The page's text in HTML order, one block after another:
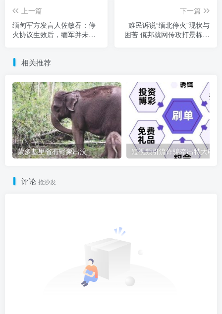
上一篇
缅甸军方发言人佐敏吞：停
火协议生效后，缅军并未参
下一篇
难民诉说“缅北停火”现状与
困苦 佤邦就网传攻打景栋发
相关推荐
蒙多基里省有野象出没
评论 抢沙发